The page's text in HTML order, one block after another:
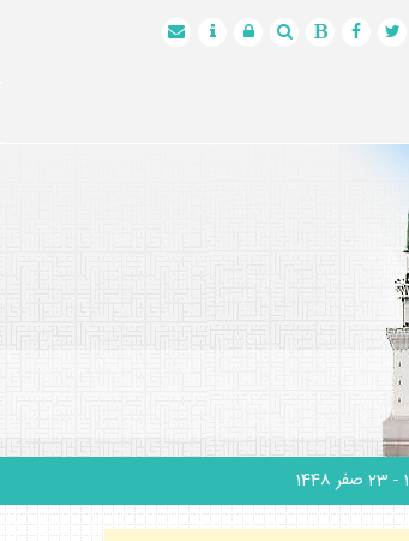
- 23 صفر 1448